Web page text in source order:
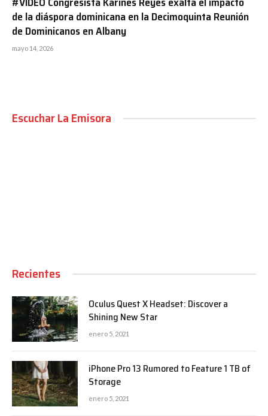
de la diáspora dominicana en la Decimoquinta Reunión
de Dominicanos en Albany
mayo 14, 2026
Escuchar La Emisora
Recientes
Oculus Quest X Headset: Discover a
Shining New Star
enero 5, 2021
iPhone Pro 13 Rumored to Feature 1 TB of
Storage
enero 5, 2021